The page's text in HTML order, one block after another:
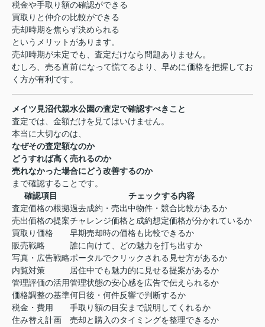
税金や手取り額の確認ができる
買取りと仲介の比較ができる
売却時期を焦らず決められる
というメリットがあります。
売却時期が未定でも、査定だけなら問題ありません。
むしろ、売る直前になって慌てるより、早めに価格を把握してお
く方が有利です。
メイツ見沼代親水公園の査定で確認すべきこと
査定では、金額だけを見てはいけません。
本当に大切なのは、
なぜその査定額なのか
どうすれば高く売れるのか
売れなかった場合にどう改善するのか
まで確認することです。
確認項目
チェックする内容
査定価格の根拠過去成約・売出中物件・競合比較があるか
売出価格の提案チャレンジ価格と成約想定価格が分かれているか
買取り価格
早期売却時の価格も比較できるか
販売戦略
誰に向けて、どの魅力を打ち出すか
写真・広告戦略ポータルでクリックされる見せ方があるか
内覧対策
居住中でも魅力的に見せる提案があるか
管理評価の活用管理状態の安心感を広告で伝えられるか
価格調整の基準何日後・何件反響で判断するか
税金・費用
手取り額の目安まで説明してくれるか
住み替え計画
売却と購入のタイミングを整理できるか